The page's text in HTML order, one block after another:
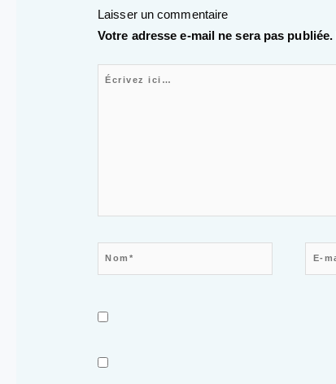
Laisser un commentaire
Votre adresse e-mail ne sera pas publiée.